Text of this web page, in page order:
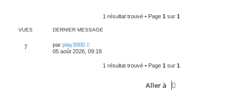
r
r
1 résultat trouvé • Page 1 sur 1
VUES DERNIER MESSAGE
7 par play3000
05 août 2026, 09:18
1 résultat trouvé • Page 1 sur 1
Aller à